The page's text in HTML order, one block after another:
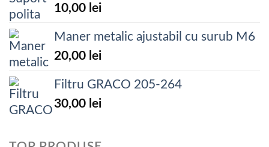
10,00 lei
Maner metalic ajustabil cu surub M6
20,00 lei
Filtru GRACO 205-264
30,00 lei